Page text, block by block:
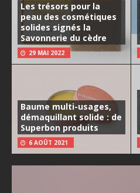
Les trésors pour la
peau des cosmétiques
solides signés la
Savonnerie du cèdre
29 MAI 2022
Baume multi-usages,
démaquillant solide : de
Superbon produits
6 AOÛT 2021